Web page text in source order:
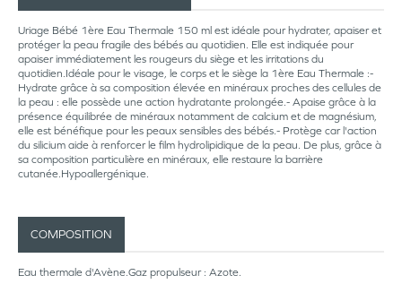
Uriage Bébé 1ère Eau Thermale 150 ml est idéale pour hydrater, apaiser et
protéger la peau fragile des bébés au quotidien. Elle est indiquée pour
apaiser immédiatement les rougeurs du siège et les irritations du
quotidien.Idéale pour le visage, le corps et le siège la 1ère Eau Thermale :-
Hydrate grâce à sa composition élevée en minéraux proches des cellules de
la peau : elle possède une action hydratante prolongée.- Apaise grâce à la
présence équilibrée de minéraux notamment de calcium et de magnésium,
elle est bénéfique pour les peaux sensibles des bébés.- Protège car l'action
du silicium aide à renforcer le film hydrolipidique de la peau. De plus, grâce à
sa composition particulière en minéraux, elle restaure la barrière
cutanée.Hypoallergénique.
COMPOSITION
Eau thermale d'Avène.Gaz propulseur : Azote.